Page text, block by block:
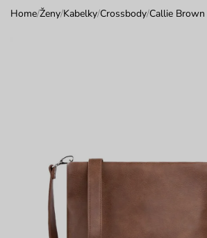
Home/Ženy/Kabelky/Crossbody/Callie Brown